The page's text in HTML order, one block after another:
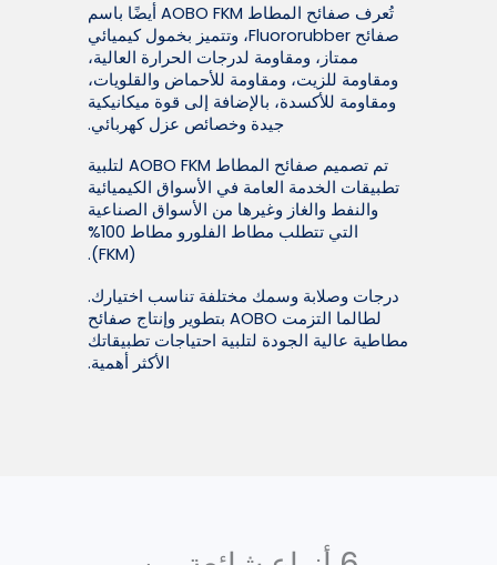
تُعرف صفائح المطاط AOBO FKM أيضًا باسم
صفائح Fluororubber، وتتميز بخمول كيميائي
ممتاز، ومقاومة لدرجات الحرارة العالية،
ومقاومة للزيت، ومقاومة للأحماض والقلويات،
ومقاومة للأكسدة، بالإضافة إلى قوة ميكانيكية
جيدة وخصائص عزل كهربائي.
تم تصميم صفائح المطاط AOBO FKM لتلبية
تطبيقات الخدمة العامة في الأسواق الكيميائية
والنفط والغاز وغيرها من الأسواق الصناعية
التي تتطلب مطاط الفلورو مطاط 100%
(FKM).
درجات وصلابة وسمك مختلفة تناسب اختيارك.
لطالما التزمت AOBO بتطوير وإنتاج صفائح
مطاطية عالية الجودة لتلبية احتياجات تطبيقاتك
الأكثر أهمية.